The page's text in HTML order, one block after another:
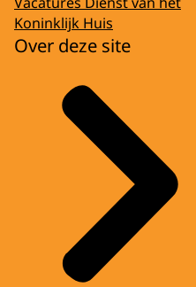
Koninklijk Huis
Over deze site